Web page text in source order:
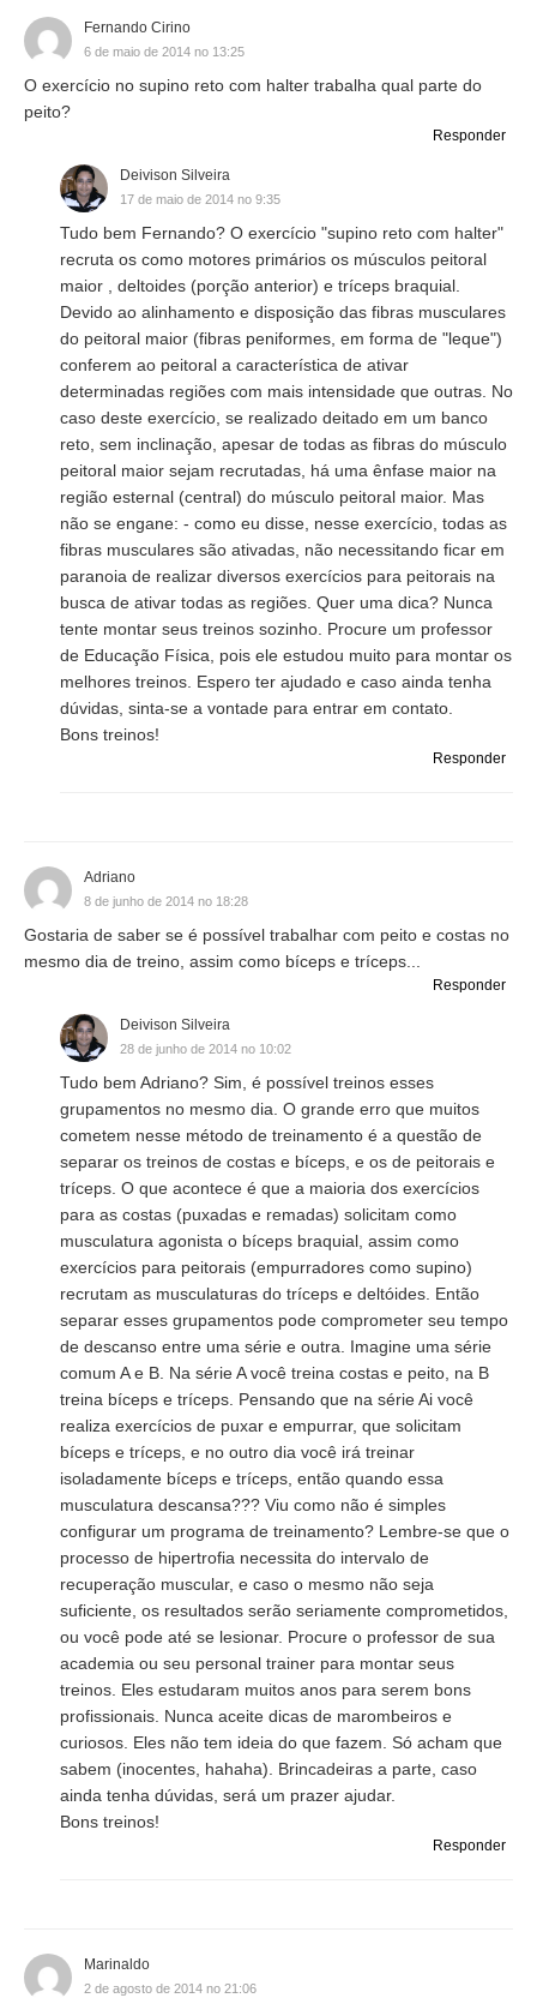
Fernando Cirino
6 de maio de 2014 no 13:25
O exercício no supino reto com halter trabalha qual parte do
peito?
Responder
Deivison Silveira
17 de maio de 2014 no 9:35
Tudo bem Fernando? O exercício "supino reto com halter"
recruta os como motores primários os músculos peitoral
maior , deltoides (porção anterior) e tríceps braquial.
Devido ao alinhamento e disposição das fibras musculares
do peitoral maior (fibras peniformes, em forma de "leque")
conferem ao peitoral a característica de ativar
determinadas regiões com mais intensidade que outras. No
caso deste exercício, se realizado deitado em um banco
reto, sem inclinação, apesar de todas as fibras do músculo
peitoral maior sejam recrutadas, há uma ênfase maior na
região esternal (central) do músculo peitoral maior. Mas
não se engane: - como eu disse, nesse exercício, todas as
fibras musculares são ativadas, não necessitando ficar em
paranoia de realizar diversos exercícios para peitorais na
busca de ativar todas as regiões. Quer uma dica? Nunca
tente montar seus treinos sozinho. Procure um professor
de Educação Física, pois ele estudou muito para montar os
melhores treinos. Espero ter ajudado e caso ainda tenha
dúvidas, sinta-se a vontade para entrar em contato.
Bons treinos!
Responder
Adriano
8 de junho de 2014 no 18:28
Gostaria de saber se é possível trabalhar com peito e costas no
mesmo dia de treino, assim como bíceps e tríceps...
Responder
Deivison Silveira
28 de junho de 2014 no 10:02
Tudo bem Adriano? Sim, é possível treinos esses
grupamentos no mesmo dia. O grande erro que muitos
cometem nesse método de treinamento é a questão de
separar os treinos de costas e bíceps, e os de peitorais e
tríceps. O que acontece é que a maioria dos exercícios
para as costas (puxadas e remadas) solicitam como
musculatura agonista o bíceps braquial, assim como
exercícios para peitorais (empurradores como supino)
recrutam as musculaturas do tríceps e deltóides. Então
separar esses grupamentos pode comprometer seu tempo
de descanso entre uma série e outra. Imagine uma série
comum A e B. Na série A você treina costas e peito, na B
treina bíceps e tríceps. Pensando que na série Ai você
realiza exercícios de puxar e empurrar, que solicitam
bíceps e tríceps, e no outro dia você irá treinar
isoladamente bíceps e tríceps, então quando essa
musculatura descansa??? Viu como não é simples
configurar um programa de treinamento? Lembre-se que o
processo de hipertrofia necessita do intervalo de
recuperação muscular, e caso o mesmo não seja
suficiente, os resultados serão seriamente comprometidos,
ou você pode até se lesionar. Procure o professor de sua
academia ou seu personal trainer para montar seus
treinos. Eles estudaram muitos anos para serem bons
profissionais. Nunca aceite dicas de marombeiros e
curiosos. Eles não tem ideia do que fazem. Só acham que
sabem (inocentes, hahaha). Brincadeiras a parte, caso
ainda tenha dúvidas, será um prazer ajudar.
Bons treinos!
Responder
Marinaldo
2 de agosto de 2014 no 21:06